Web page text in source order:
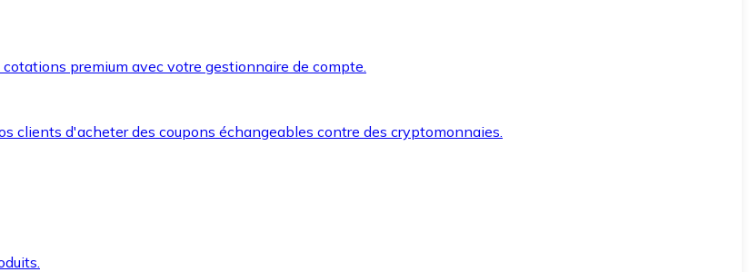
premium avec votre gestionnaire de compte.
clients d'acheter des coupons échangeables contre des cryptomonnaies.